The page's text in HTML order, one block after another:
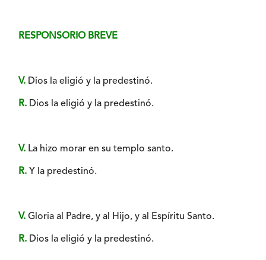
RESPONSORIO BREVE
V. Dios la eligió y la predestinó.
R. Dios la eligió y la predestinó.
V. La hizo morar en su templo santo.
R. Y la predestinó.
V. Gloria al Padre, y al Hijo, y al Espíritu Santo.
R. Dios la eligió y la predestinó.